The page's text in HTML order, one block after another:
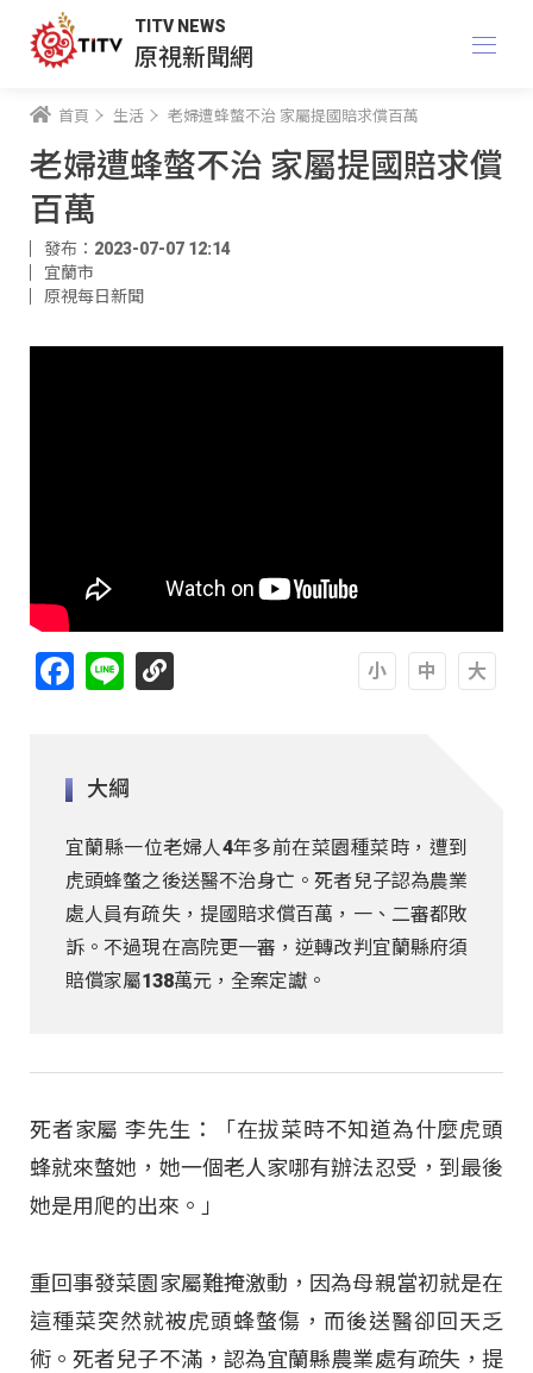
TITV NEWS
原視新聞網
首頁 生活 老婦遭蜂螫不治 家屬提國賠求償百萬
老婦遭蜂螫不治 家屬提國賠求償
百萬
發布：2023-07-07 12:14
宜蘭市
原視每日新聞
Facebook
Line
大綱
宜蘭縣一位老婦人4年多前在菜園種菜時，遭到
虎頭蜂螫之後送醫不治身亡。死者兒子認為農業
處人員有疏失，提國賠求償百萬，一、二審都敗
訴。不過現在高院更一審，逆轉改判宜蘭縣府須
賠償家屬138萬元，全案定讞。
死者家屬 李先生：「在拔菜時不知道為什麼虎頭
蜂就來螫她，她一個老人家哪有辦法忍受，到最後
她是用爬的出來。」
重回事發菜園家屬難掩激動，因為母親當初就是在
這種菜突然就被虎頭蜂螫傷，而後送醫卻回天乏
術。死者兒子不滿，認為宜蘭縣農業處有疏失，提